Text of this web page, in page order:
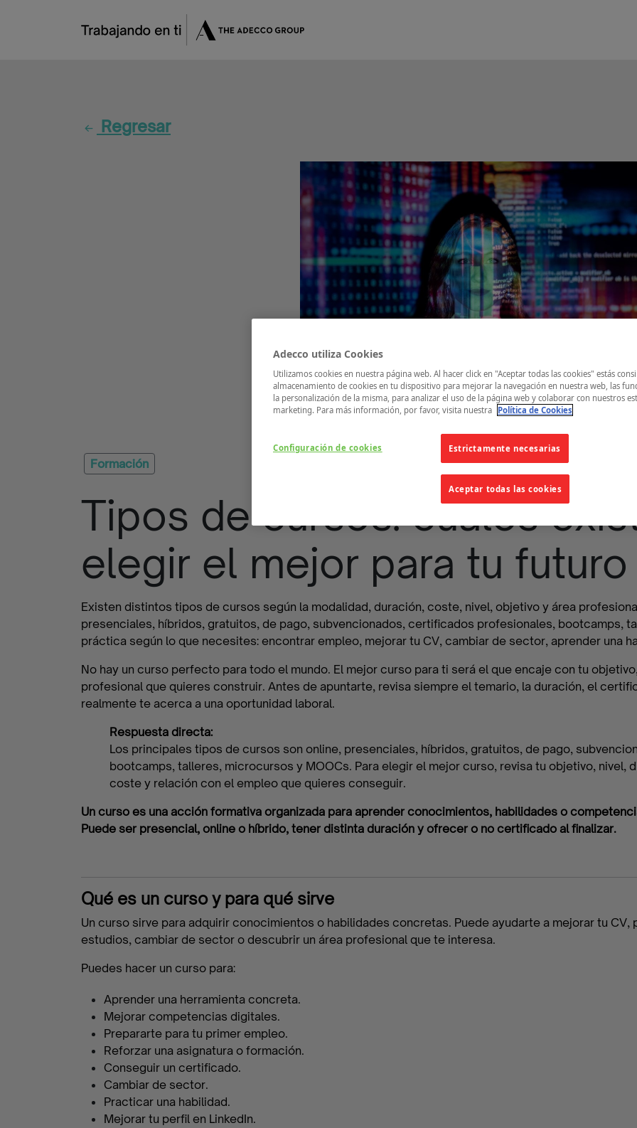
Fórmate
Encuentra
oportunidad
Regresar
Formación
Tipos de cursos: cuáles
elegir el mejor para tu futuro
Existen distintos tipos de cursos según la modalidad, duración, coste, nivel, objetivo y área
presenciales, híbridos, gratuitos, de pago, subvencionados, certificados profesionales, bootcamps,
práctica según lo que necesites: encontrar empleo, mejorar tu CV, cambiar de sector, aprender una
No hay un curso perfecto para todo el mundo. El mejor curso para ti será el que encaje con tu
profesional que quieres construir. Antes de apuntarte, revisa siempre el temario, la duración, el
realmente te acerca a una oportunidad laboral.
Respuesta directa:
Los principales tipos de cursos son online, presenciales, híbridos, gratuitos, de pago,
bootcamps, talleres, microcursos y MOOCs. Para elegir el mejor curso, revisa tu objetivo, nivel,
coste y relación con el empleo que quieres conseguir.
Un curso es una acción formativa organizada para aprender conocimientos, habilidades o
Puede ser presencial, online o híbrido, tener distinta duración y ofrecer o no certificado al finalizar.
Qué es un curso y para qué sirve
Un curso sirve para adquirir conocimientos o habilidades concretas. Puede ayudarte a mejorar tu
estudios, cambiar de sector o descubrir un área profesional que te interesa.
Puedes hacer un curso para:
Aprender una herramienta concreta.
Mejorar competencias digitales.
Prepararte para tu primer empleo.
Reforzar una asignatura o formación.
Conseguir un certificado.
Cambiar de sector.
Practicar una habilidad.
Mejorar tu perfil en LinkedIn.
Adecco utiliza Cookies
Utilizamos cookies en nuestra página web. Al hacer click en "Aceptar todas las cookies" estás
almacenamiento de cookies en tu dispositivo para mejorar la navegación en nuestra web, las
la personalización de la misma, para analizar el uso de la página web y colaborar con nuestros
marketing. Para más información, por favor, visita nuestra Política de Cookies
Estrictamente necesarias
Aceptar todas las cookies
Configuración de cookies